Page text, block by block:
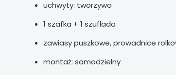
uchwyty: tworzywo
1 szafka + 1 szuflada
zawiasy puszkowe, prowadnice
montaż: samodzielny